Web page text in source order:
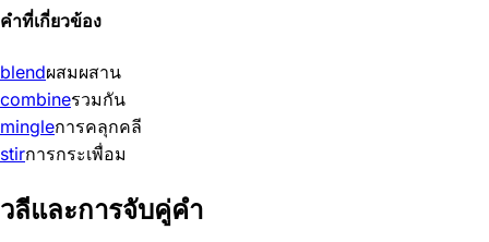
คำที่เกี่ยวข้อง
blendผสมผสาน
combineรวมกัน
mingleการคลุกคลี
stirการกระเพื่อม
วลีและการจับคู่คำ